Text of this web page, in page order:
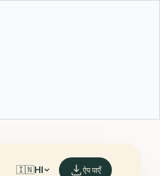
🇮🇳HI ऐप पाएँ